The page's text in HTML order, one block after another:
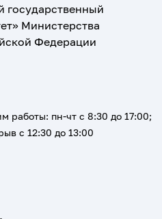
государственный
Министерства
Федерации
работы: пн-чт с 8:30 до 17:00;
с 12:30 до 13:00